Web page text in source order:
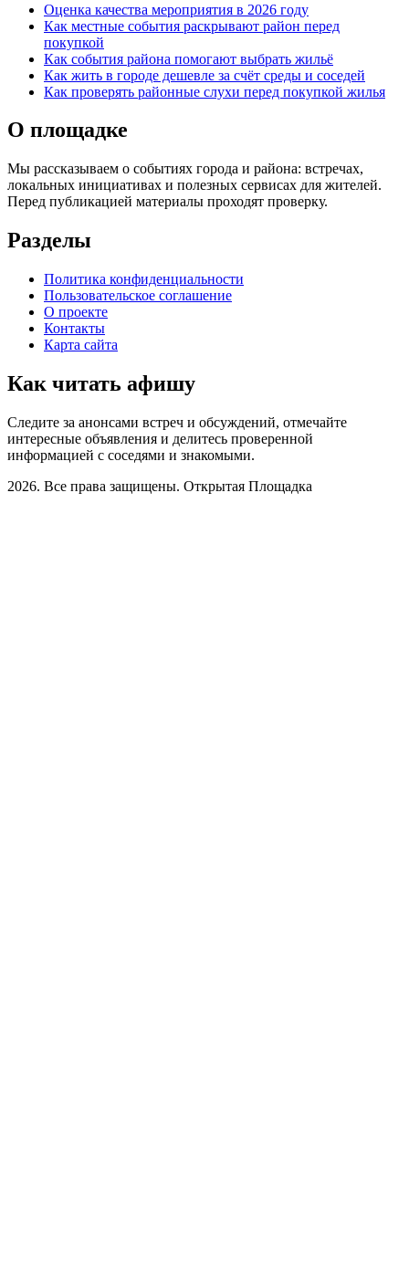
Оценка качества мероприятия в 2026 году
Как местные события раскрывают район перед
покупкой
Как события района помогают выбрать жильё
Как жить в городе дешевле за счёт среды и соседей
Как проверять районные слухи перед покупкой жилья
О площадке
Мы рассказываем о событиях города и района: встречах,
локальных инициативах и полезных сервисах для жителей.
Перед публикацией материалы проходят проверку.
Разделы
Политика конфиденциальности
Пользовательское соглашение
О проекте
Контакты
Карта сайта
Как читать афишу
Следите за анонсами встреч и обсуждений, отмечайте
интересные объявления и делитесь проверенной
информацией с соседями и знакомыми.
2026. Все права защищены. Открытая Площадка